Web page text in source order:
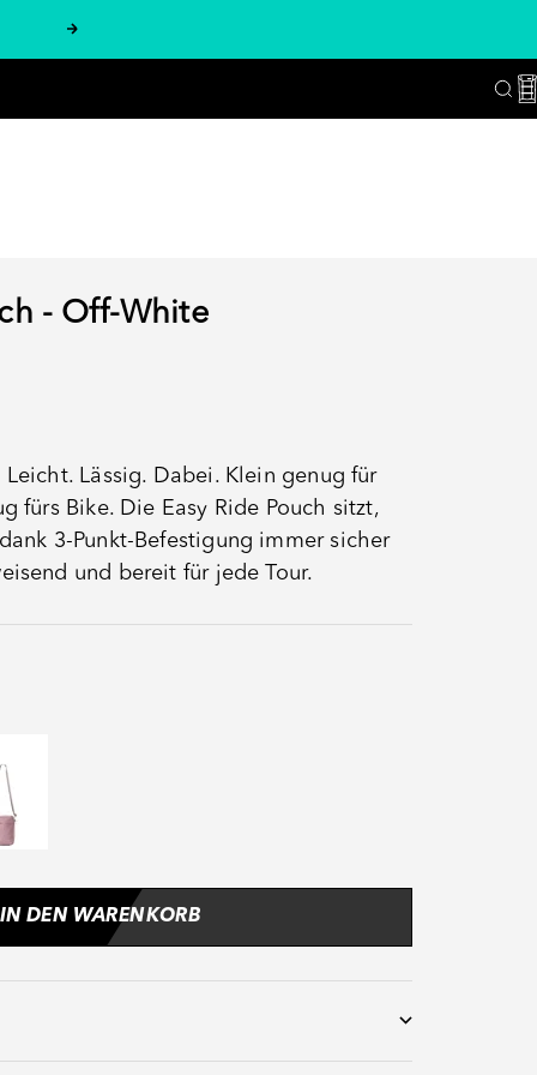
Vor
- Off-White
Leicht. Lässig. Dabei. Klein genug für
fürs Bike. Die Easy Ride Pouch sitzt,
3-Punkt-Befestigung immer sicher
und bereit für jede Tour.
IN DEN WARENKORB